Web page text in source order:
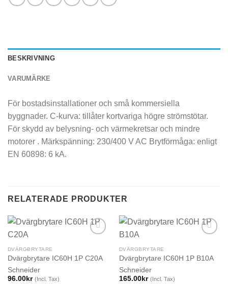
BESKRIVNING
VARUMÄRKE
För bostadsinstallationer och små kommersiella
byggnader. C-kurva: tillåter kortvariga högre strömstötar.
För skydd av belysning- och värmekretsar och mindre
motorer . Märkspänning: 230/400 V AC Brytförmåga: enligt
EN 60898: 6 kA.
RELATERADE PRODUKTER
DVÄRGBRYTARE
Dvärgbrytare IC60H 1P C20A
Schneider
96.00kr (Incl. Tax)
DVÄRGBRYTARE
Dvärgbrytare IC60H 1P B10A
Schneider
165.00kr (Incl. Tax)